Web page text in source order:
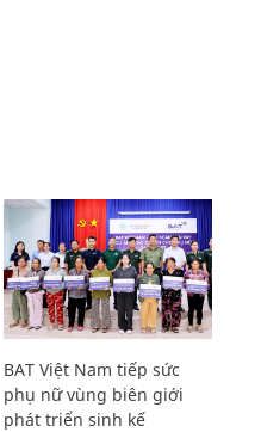
BAT Việt Nam tiếp sức
phụ nữ vùng biên giới
phát triển sinh kế